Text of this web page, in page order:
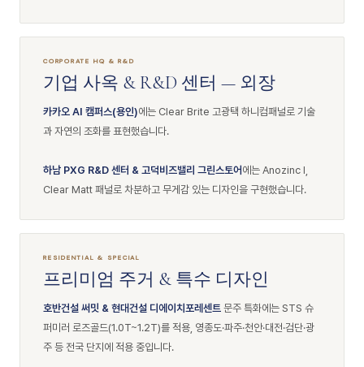
CORPORATE HQ & R&D
기업 사옥 & R&D 센터 — 외장
카카오 AI 캠퍼스(용인)에는 Clear Brite 고광택 하니컴패널로 기술
과 자연의 조화를 표현했습니다.
하남 PXG R&D 센터 & 고덕비즈밸리 그린스토어에는 Anozinc I,
Clear Matt 패널로 차분하고 무게감 있는 디자인을 구현했습니다.
RESIDENTIAL & SPECIAL
프리미엄 주거 & 특수 디자인
호반건설 써밋 & 현대건설 디에이치포레센트 문주 특화에는 STS 슈
퍼미러 로즈골드(1.0T~1.2T)를 적용, 영종도·파주·천안·대전·검단·광
주 등 전국 단지에 적용 중입니다.